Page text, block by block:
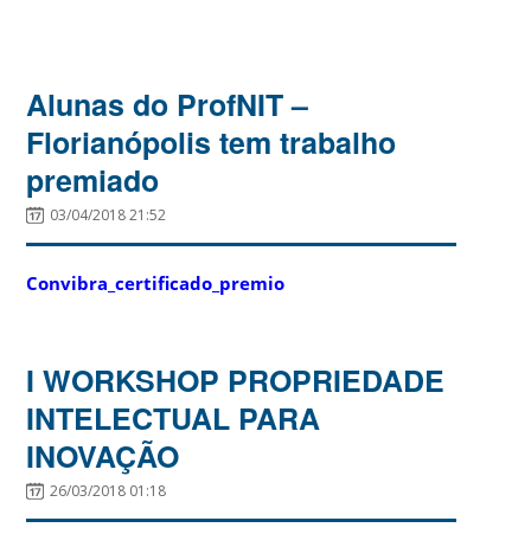
Alunas do ProfNIT –
Florianópolis tem trabalho
premiado
03/04/2018 21:52
Convibra_certificado_premio
I WORKSHOP PROPRIEDADE
INTELECTUAL PARA
INOVAÇÃO
26/03/2018 01:18